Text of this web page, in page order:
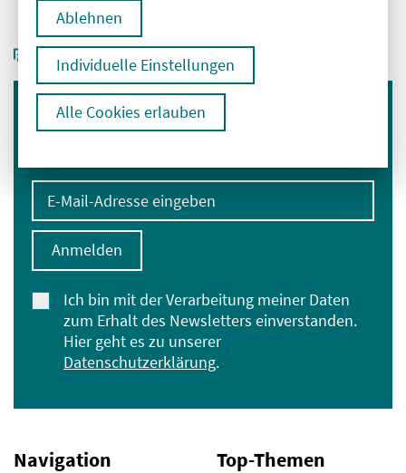
Ablehnen
Individuelle Einstellungen
Alle Cookies erlauben
Immer informiert bleiben
E-Mail-Adresse eingeben
Ich bin mit der Verarbeitung meiner Daten
zum Erhalt des Newsletters einverstanden.
Hier geht es zu unserer
Datenschutzerklärung.
Anmelden
Navigation Top-Themen